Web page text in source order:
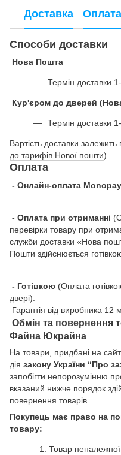
Доставка Оплата
Способи доставки
Нова Пошта
Термін доставки
Кур'єром до дверей
Термін доставки
Вартість доставки
до тарифів Нової пошти).
Оплата
- Онлайн-оплата Monopay
- Оплата при отриманні
перевірки товару при
служби доставки «Нова
Пошти здійснюється
- Готівкою (Оплата
двері).
Гарантія від виробника 12
Обмін та повернення
Файна Юкрайна
На товари, придбані на
дія закону України “Про
запобігти непорозумінню
вказаний нижче порядок
повернення товарів.
Покупець має право на
товару:
Товар